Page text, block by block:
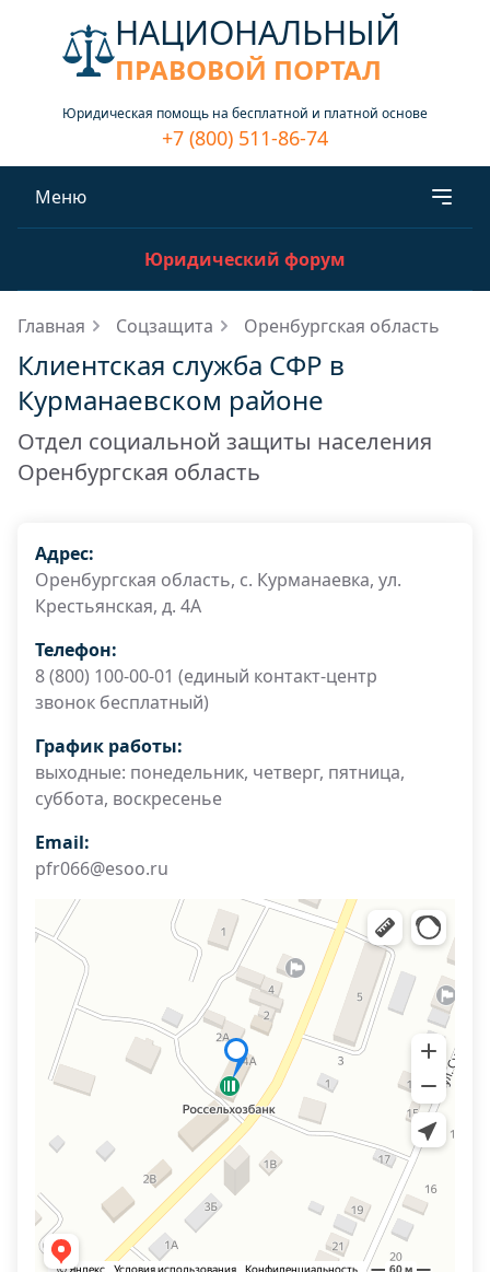
НАЦИОНАЛЬНЫЙ
ПРАВОВОЙ ПОРТАЛ
Юридическая помощь на бесплатной и платной основе
+7 (800) 511-86-74
Меню
Юридический форум
Главная Соцзащита Оренбургская область
Клиентская служба СФР в
Курманаевском районе
Отдел социальной защиты населения
Оренбургская область
Адрес:
Оренбургская область, с. Курманаевка, ул.
Крестьянская, д. 4А
Телефон:
8 (800) 100-00-01 (единый контакт-центр
звонок бесплатный)
График работы:
выходные: понедельник, четверг, пятница,
суббота, воскресенье
Email:
pfr066@esoo.ru